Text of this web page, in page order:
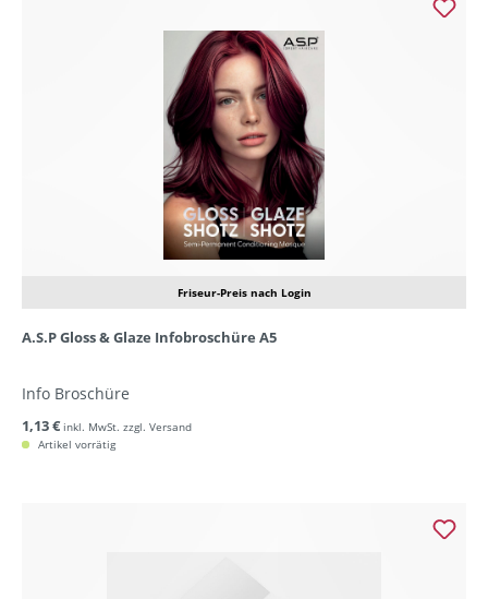
Friseur-Preis nach Login
A.S.P Gloss & Glaze Infobroschüre A5
Info Broschüre
1,13 € inkl. MwSt. zzgl. Versand
Artikel vorrätig